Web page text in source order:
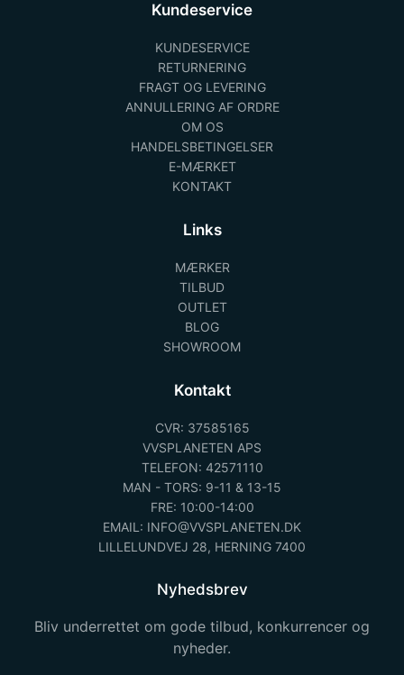
Kundeservice
KUNDESERVICE
RETURNERING
FRAGT OG LEVERING
ANNULLERING AF ORDRE
OM OS
HANDELSBETINGELSER
E-MÆRKET
KONTAKT
Links
MÆRKER
TILBUD
OUTLET
BLOG
SHOWROOM
Kontakt
CVR: 37585165
VVSPLANETEN APS
TELEFON: 42571110
MAN - TORS: 9-11 & 13-15
FRE: 10:00-14:00
EMAIL: INFO@VVSPLANETEN.DK
LILLELUNDVEJ 28, HERNING 7400
Nyhedsbrev
Bliv underrettet om gode tilbud, konkurrencer og
nyheder.